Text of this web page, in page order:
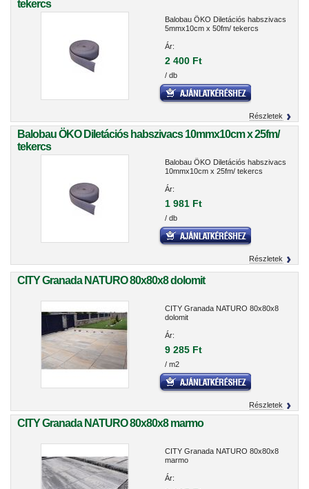
tekercs
Balobau ÖKO Diletációs habszivacs
5mmx10cm x 50fm/ tekercs
Ár:
2 400 Ft
/ db
Részletek
Balobau ÖKO Diletációs habszivacs 10mmx10cm x 25fm/
tekercs
Balobau ÖKO Diletációs habszivacs
10mmx10cm x 25fm/ tekercs
Ár:
1 981 Ft
/ db
Részletek
CITY Granada NATURO 80x80x8 dolomit
CITY Granada NATURO 80x80x8
dolomit
Ár:
9 285 Ft
/ m2
Részletek
CITY Granada NATURO 80x80x8 marmo
CITY Granada NATURO 80x80x8
marmo
Ár: